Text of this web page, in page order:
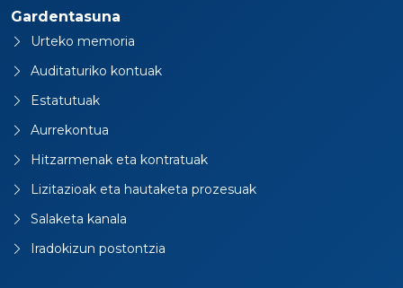
Gardentasuna
Urteko memoria
Auditaturiko kontuak
Estatutuak
Aurrekontua
Hitzarmenak eta kontratuak
Lizitazioak eta hautaketa prozesuak
Salaketa kanala
Iradokizun postontzia